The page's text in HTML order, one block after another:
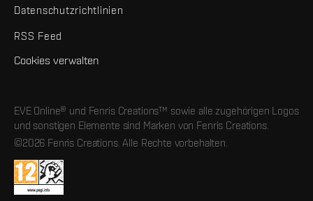
Datenschutzrichtlinien
RSS Feed
Cookies verwalten
EVE Online® und Fenris Creations™ sowie alle zugehörigen Logos
und sonstigen Elemente sind Marken von Fenris Creations.
©2026 Fenris Creations. Alle Rechte vorbehalten.